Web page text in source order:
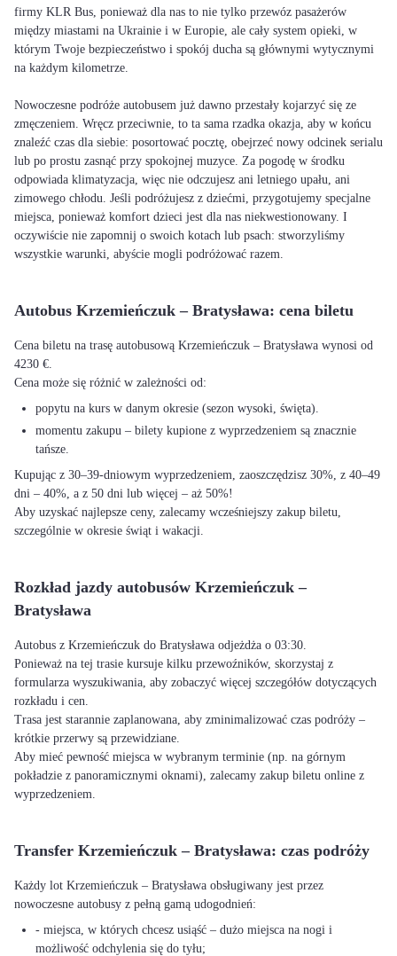
firmy KLR Bus, ponieważ dla nas to nie tylko przewóz pasażerów
między miastami na Ukrainie i w Europie, ale cały system opieki, w
którym Twoje bezpieczeństwo i spokój ducha są głównymi wytycznymi
na każdym kilometrze.
Nowoczesne podróże autobusem już dawno przestały kojarzyć się ze
zmęczeniem. Wręcz przeciwnie, to ta sama rzadka okazja, aby w końcu
znaleźć czas dla siebie: posortować pocztę, obejrzeć nowy odcinek serialu
lub po prostu zasnąć przy spokojnej muzyce. Za pogodę w środku
odpowiada klimatyzacja, więc nie odczujesz ani letniego upału, ani
zimowego chłodu. Jeśli podróżujesz z dziećmi, przygotujemy specjalne
miejsca, ponieważ komfort dzieci jest dla nas niekwestionowany. I
oczywiście nie zapomnij o swoich kotach lub psach: stworzyliśmy
wszystkie warunki, abyście mogli podróżować razem.
Autobus Krzemieńczuk – Bratysława: cena biletu
Cena biletu na trasę autobusową Krzemieńczuk – Bratysława wynosi od
4230 €.
Cena może się różnić w zależności od:
popytu na kurs w danym okresie (sezon wysoki, święta).
momentu zakupu – bilety kupione z wyprzedzeniem są znacznie
tańsze.
Kupując z 30–39-dniowym wyprzedzeniem, zaoszczędzisz 30%, z 40–49
dni – 40%, a z 50 dni lub więcej – aż 50%!
Aby uzyskać najlepsze ceny, zalecamy wcześniejszy zakup biletu,
szczególnie w okresie świąt i wakacji.
Rozkład jazdy autobusów Krzemieńczuk –
Bratysława
Autobus z Krzemieńczuk do Bratysława odjeżdża o 03:30.
Ponieważ na tej trasie kursuje kilku przewoźników, skorzystaj z
formularza wyszukiwania, aby zobaczyć więcej szczegółów dotyczących
rozkładu i cen.
Trasa jest starannie zaplanowana, aby zminimalizować czas podróży –
krótkie przerwy są przewidziane.
Aby mieć pewność miejsca w wybranym terminie (np. na górnym
pokładzie z panoramicznymi oknami), zalecamy zakup biletu online z
wyprzedzeniem.
Transfer Krzemieńczuk – Bratysława: czas podróży
Każdy lot Krzemieńczuk – Bratysława obsługiwany jest przez
nowoczesne autobusy z pełną gamą udogodnień:
- miejsca, w których chcesz usiąść – dużo miejsca na nogi i
możliwość odchylenia się do tyłu;